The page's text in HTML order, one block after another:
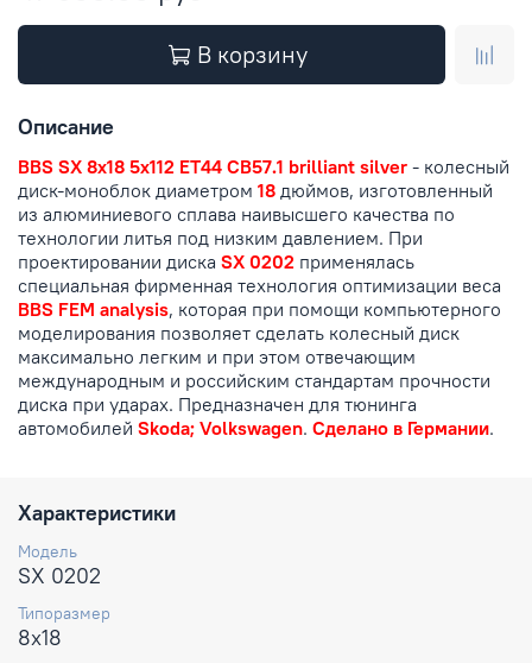
В корзину
Описание
BBS SX 8x18 5x112 ET44 CB57.1 brilliant silver - колесный
диск-моноблок диаметром 18 дюймов, изготовленный
из алюминиевого сплава наивысшего качества по
технологии литья под низким давлением. При
проектировании диска SX 0202 применялась
специальная фирменная технология оптимизации веса
BBS FEM analysis, которая при помощи компьютерного
моделирования позволяет сделать колесный диск
максимально легким и при этом отвечающим
международным и российским стандартам прочности
диска при ударах. Предназначен для тюнинга
автомобилей Skoda; Volkswagen. Сделано в Германии.
Характеристики
Модель
SX 0202
Типоразмер
8x18